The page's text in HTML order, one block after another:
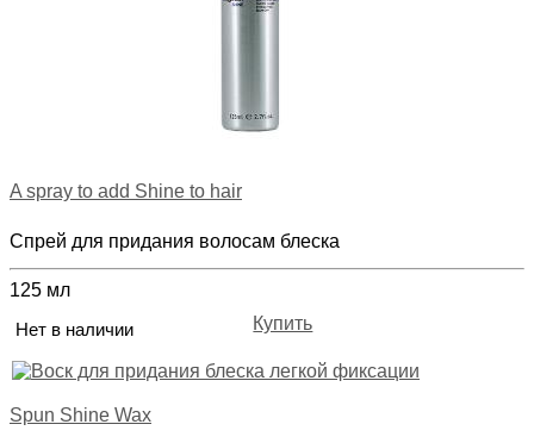
A spray to add Shine to hair
Спрей для придания волосам блеска
125 мл
Нет в наличии
Купить
Spun Shine Wax